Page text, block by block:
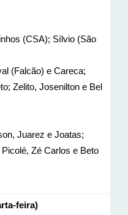
(CSA); Sílvio (São
(Falcão) e Careca;
Zelito, Josenilton e Bel
Juarez e Joatas;
Zé Carlos e Beto
feira)